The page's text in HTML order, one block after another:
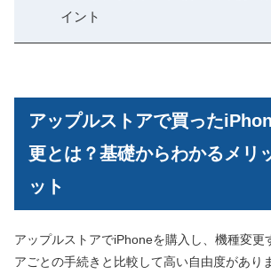
イント
アップルストアで買った
更とは？基礎からわかるメリ
ット
アップルストアでiPhoneを購入し、機種変更
アごとの手続きと比較して高い自由度があり